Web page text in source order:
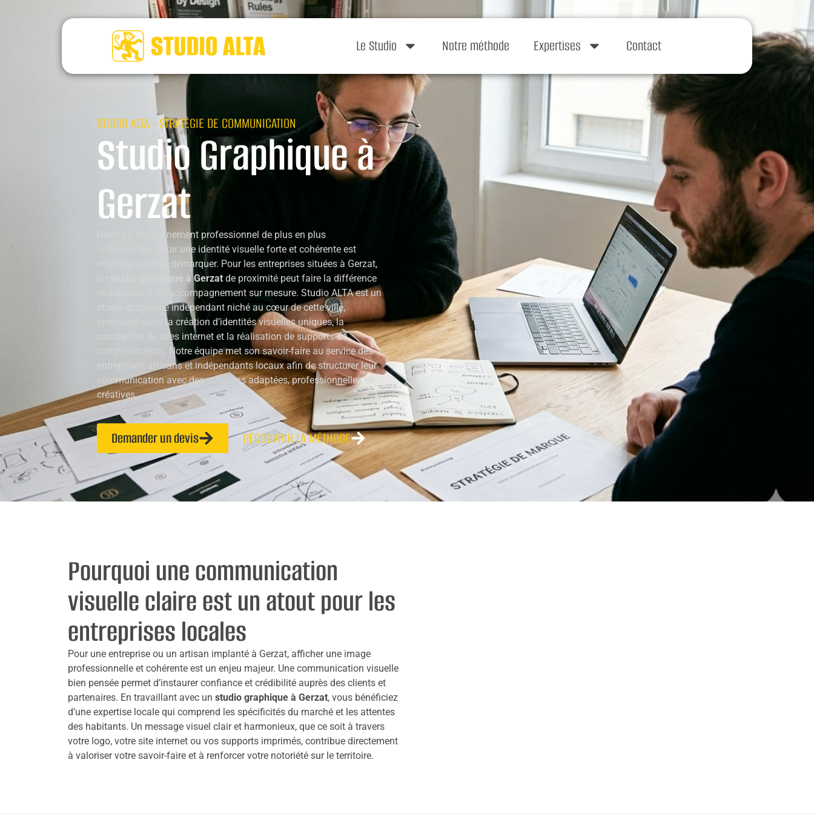
Le Studio Notre méthode Expertises Contact
STUDIO ALTA - STRATÉGIE DE COMMUNICATION
Studio Graphique à
Gerzat
Dans un environnement professionnel de plus en plus
concurrentiel, avoir une identité visuelle forte et cohérente est
essentiel pour se démarquer. Pour les entreprises situées à Gerzat,
studio graphique à Gerzat de proximité peut faire la différence
en proposant un accompagnement sur mesure. Studio ALTA est un
studio graphique indépendant niché au cœur de cette ville,
spécialisé dans la création d’identités visuelles uniques, la
conception de sites internet et la réalisation de supports de
communication. Notre équipe met son savoir-faire au service des
entreprises, artisans et indépendants locaux afin de structurer leur
communication avec des solutions adaptées, professionnelles et
créatives.
Demander un devis DÉCOUVRIR LA MÉTHODE
Pourquoi une communication
visuelle claire est un atout pour les
entreprises locales
Pour une entreprise ou un artisan implanté à Gerzat, afficher une image
professionnelle et cohérente est un enjeu majeur. Une communication visuelle
bien pensée permet d’instaurer confiance et crédibilité auprès des clients et
partenaires. En travaillant avec un studio graphique à Gerzat, vous bénéficiez
d’une expertise locale qui comprend les spécificités du marché et les attentes
des habitants. Un message visuel clair et harmonieux, que ce soit à travers
votre logo, votre site internet ou vos supports imprimés, contribue directement
à valoriser votre savoir-faire et à renforcer votre notoriété sur le territoire.